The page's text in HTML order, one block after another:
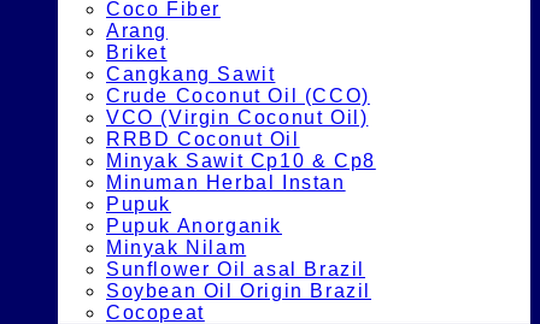
Coco Fiber
Arang
Briket
Cangkang Sawit
Crude Coconut Oil (CCO)
VCO (Virgin Coconut Oil)
RRBD Coconut Oil
Minyak Sawit Cp10 & Cp8
Minuman Herbal Instan
Pupuk
Pupuk Anorganik
Minyak Nilam
Sunflower Oil asal Brazil
Soybean Oil Origin Brazil
Cocopeat